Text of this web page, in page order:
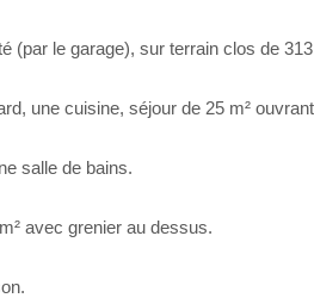
(par le garage), sur terrain clos de 313
une cuisine, séjour de 25 m²
salle de bains.
avec grenier au dessus.